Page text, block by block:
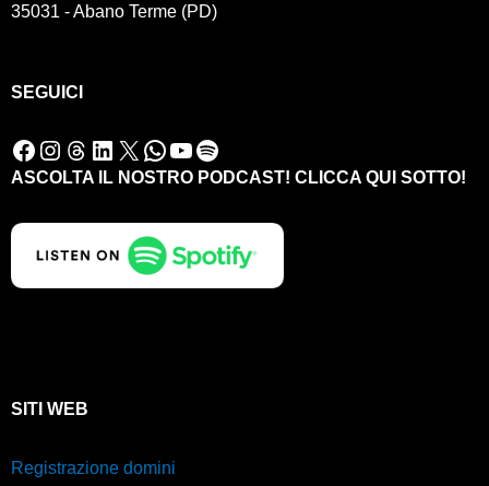
35031 - Abano Terme (PD)
SEGUICI
Facebook Instagram Threads LinkedIn X WhatsApp YouTube Spotify
ASCOLTA IL NOSTRO PODCAST! CLICCA QUI SOTTO!
SITI WEB
Registrazione domini